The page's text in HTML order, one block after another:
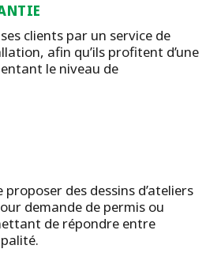
clients par un service de
afin qu’ils profitent d’une
le niveau de
proposer des dessins d’ateliers
demande de permis ou
de répondre entre